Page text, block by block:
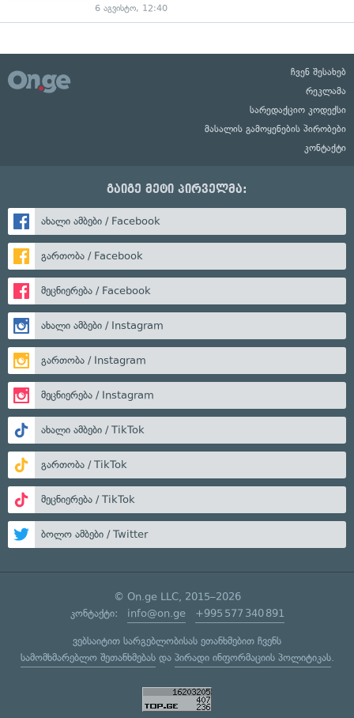
6 აგვისტო, 12:40
ჩვენ შესახებ
რეკლამა
სარედაქციო კოდექსი
მასალის გამოყენების პირობები
კონტაქტი
გაიგე მეტი პირველმა:
ახალი ამბები / Facebook
გართობა / Facebook
მეცნიერება / Facebook
ახალი ამბები / Instagram
გართობა / Instagram
მეცნიერება / Instagram
ახალი ამბები / TikTok
გართობა / TikTok
მეცნიერება / TikTok
ბოლო ამბები / Twitter
© On.ge LLC, 2015–2026
კონტაქტი: info@on.ge +995 577 340 891
ვებსაიტით სარგებლობისას ეთანხმებით ჩვენს
სამომხმარებლო შეთანხმებასდა პირადი ინფორმაციის პოლიტიკას.